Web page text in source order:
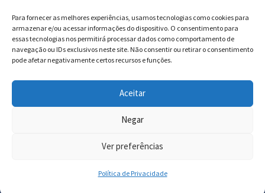
Para fornecer as melhores experiências, usamos tecnologias como cookies para
armazenar e/ou acessar informações do dispositivo. O consentimento para
essas tecnologias nos permitirá processar dados como comportamento de
navegação ou IDs exclusivos neste site. Não consentir ou retirar o consentimento
pode afetar negativamente certos recursos e funções.
Aceitar
Negar
Ver preferências
Política de Privacidade
Facebook
Twitter
YouTube
Instagram